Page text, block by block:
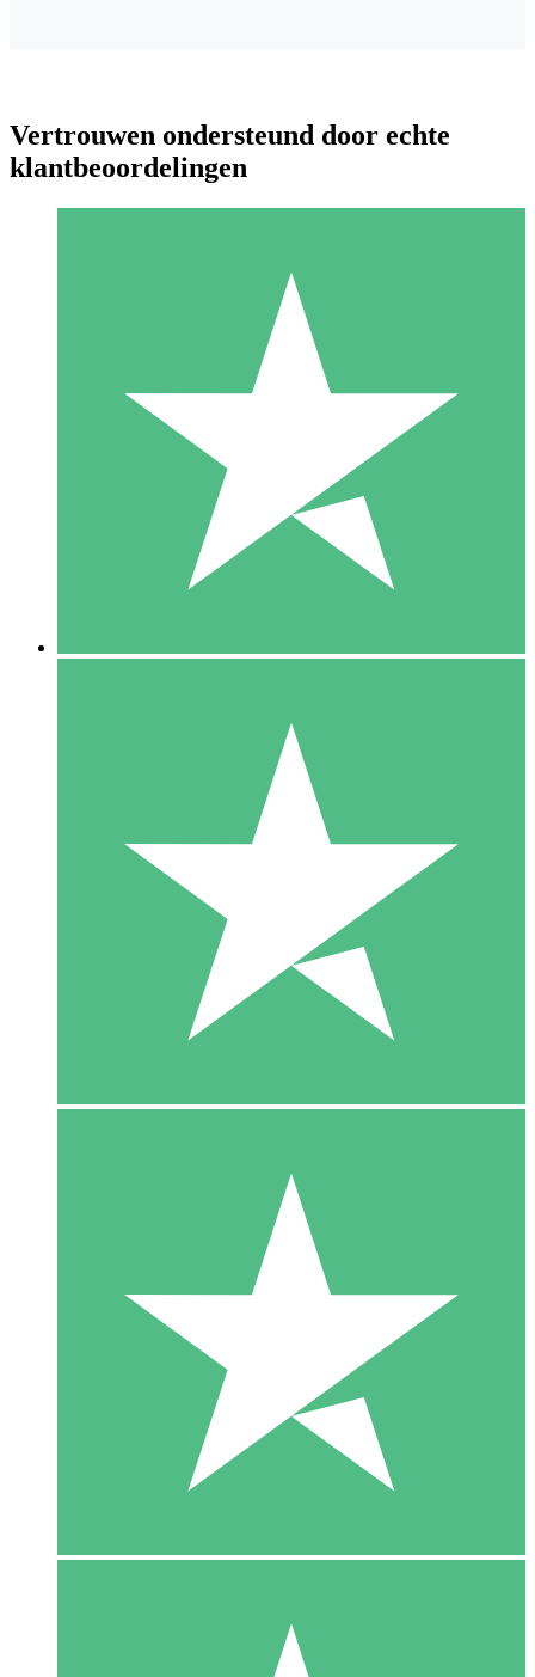
Individuele Creditpakketten
Betaal per gebruik met downloadtegoeden. Geen maandelijkse
1000
10 Downloaden
20 00
Vertrouwen ondersteund door echte
klantbeoordelingen